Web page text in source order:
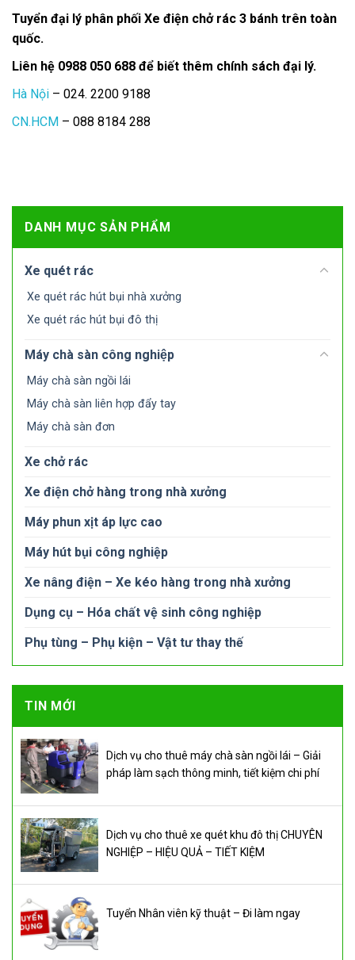
Tuyển đại lý phân phối Xe điện chở rác 3 bánh trên toàn
quốc.
Liên hệ 0988 050 688 để biết thêm chính sách đại lý.
Hà Nội – 024. 2200 9188
CN.HCM – 088 8184 288
DANH MỤC SẢN PHẨM
Xe quét rác
Xe quét rác hút bụi nhà xưởng
Xe quét rác hút bụi đô thị
Máy chà sàn công nghiệp
Máy chà sàn ngồi lái
Máy chà sàn liên hợp đẩy tay
Máy chà sàn đơn
Xe chở rác
Xe điện chở hàng trong nhà xưởng
Máy phun xịt áp lực cao
Máy hút bụi công nghiệp
Xe nâng điện – Xe kéo hàng trong nhà xưởng
Dụng cụ – Hóa chất vệ sinh công nghiệp
Phụ tùng – Phụ kiện – Vật tư thay thế
TIN MỚI
Dịch vụ cho thuê máy chà sàn ngồi lái – Giải
pháp làm sạch thông minh, tiết kiệm chi phí
Dịch vụ cho thuê xe quét khu đô thị CHUYÊN
NGHIỆP – HIỆU QUẢ – TIẾT KIỆM
Tuyển Nhân viên kỹ thuật – Đi làm ngay